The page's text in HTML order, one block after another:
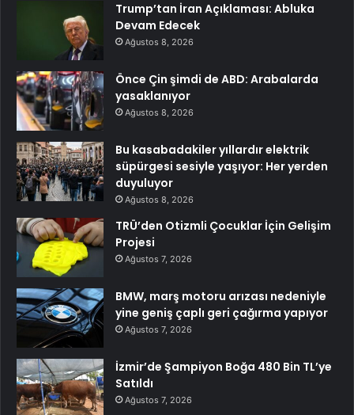
Trump’tan İran Açıklaması: Abluka
Devam Edecek
Ağustos 8, 2026
Önce Çin şimdi de ABD: Arabalarda
yasaklanıyor
Ağustos 8, 2026
Bu kasabadakiler yıllardır elektrik
süpürgesi sesiyle yaşıyor: Her yerden
duyuluyor
Ağustos 8, 2026
TRÜ’den Otizmli Çocuklar İçin Gelişim
Projesi
Ağustos 7, 2026
BMW, marş motoru arızası nedeniyle
yine geniş çaplı geri çağırma yapıyor
Ağustos 7, 2026
İzmir’de Şampiyon Boğa 480 Bin TL’ye
Satıldı
Ağustos 7, 2026